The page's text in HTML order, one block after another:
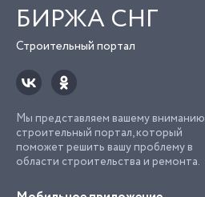
БИРЖА СНГ
Строительный портал
Мы представляем вашему вниманию
строительный портал, который
поможет решить вашу проблему в
области строительства и ремонта.